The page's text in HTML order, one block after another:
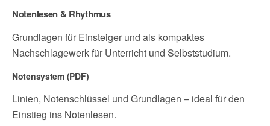
Notenlesen & Rhythmus
Grundlagen für Einsteiger und als kompaktes
Nachschlagewerk für Unterricht und Selbststudium.
Notensystem (PDF)
Linien, Notenschlüssel und Grundlagen – ideal für den
Einstieg ins Notenlesen.